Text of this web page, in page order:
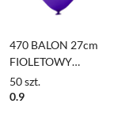
470 BALON 27cm
FIOLETOWY
METALIZOWANY
1szt.
50szt.
0.9